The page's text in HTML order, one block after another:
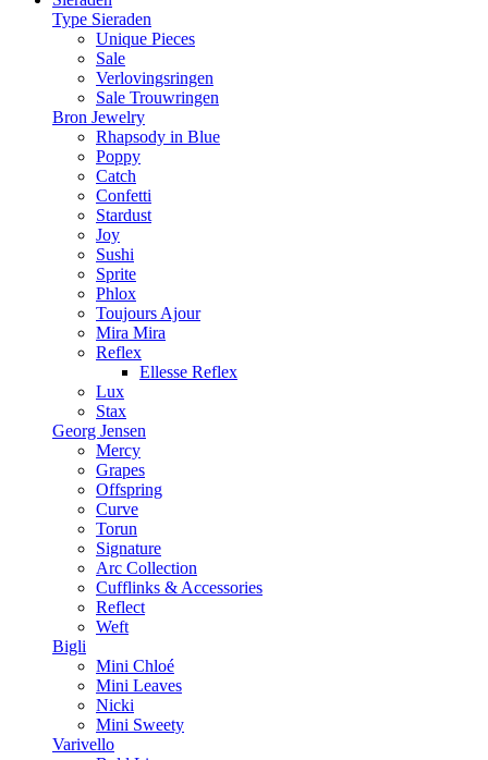
Type Sieraden
Unique Pieces
Sale
Verlovingsringen
Sale Trouwringen
Bron Jewelry
Rhapsody in Blue
Poppy
Catch
Confetti
Stardust
Joy
Sushi
Sprite
Phlox
Toujours Ajour
Mira Mira
Reflex
Ellesse Reflex
Lux
Stax
Georg Jensen
Mercy
Grapes
Offspring
Curve
Torun
Signature
Arc Collection
Cufflinks & Accessories
Reflect
Weft
Bigli
Mini Chloé
Mini Leaves
Nicki
Mini Sweety
Varivello